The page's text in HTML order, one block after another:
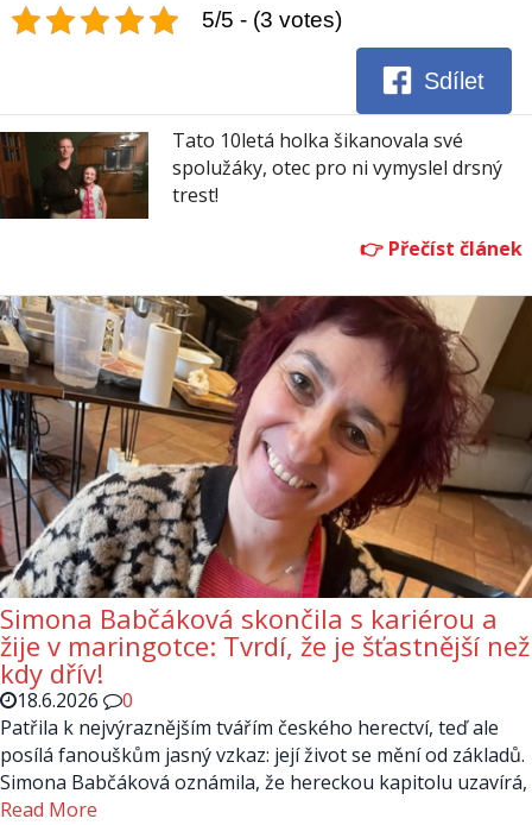
5/5 - (3 votes)
Sdílet
Tato 10letá holka šikanovala své
spolužáky, otec pro ni vymyslel drsný
trest!
Simona Babčáková skončila s kariérou a
žije v maringotce: Tvrdí, že je šťastnější než
kdy dřív!
18.6.2026
0
Patřila k nejvýraznějším tvářím českého herectví, teď ale
posílá fanouškům jasný vzkaz: její život se mění od základů.
Simona Babčáková oznámila, že hereckou kapitolu uzavírá,
Read More